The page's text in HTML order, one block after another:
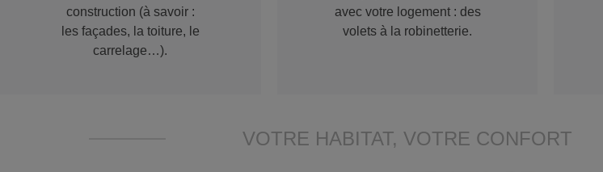
construction (à savoir :
les façades, la toiture, le
carrelage…).
avec votre logement : des
volets à la robinetterie.
VOTRE HABITAT, VOTRE CONFORT